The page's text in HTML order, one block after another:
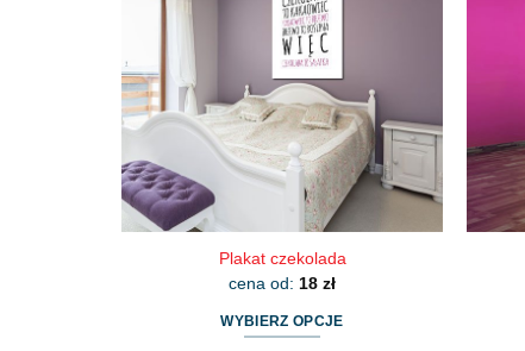
Opcje
można
wybrać
na
stronie
produktu
Plakat czekolada
cena od: 18 zł
WYBIERZ OPCJE